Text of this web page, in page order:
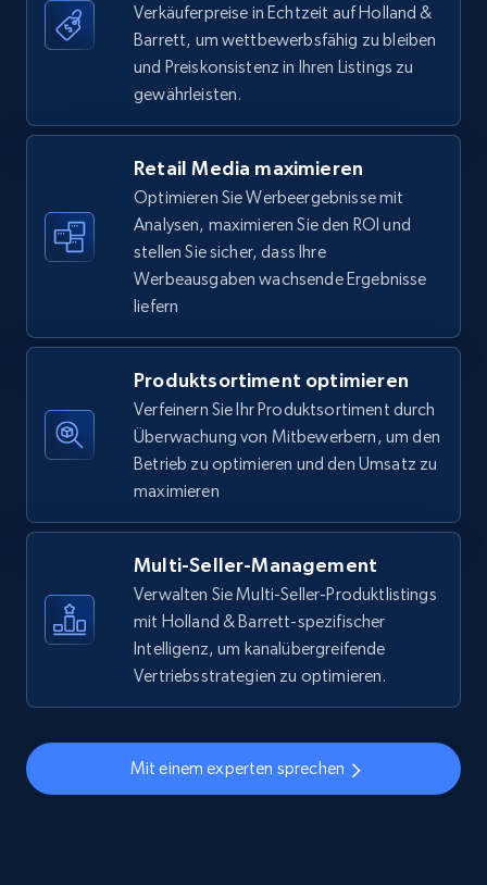
875+ Jetzt anfangen
URL, Final price, Sku, Currency, Gtin,
Specifications, Image urls, Top reviews, and
more.
875+ Jetzt anfangen
Walmart - products - Collects products by
specific keywords
URL, Final price, Sku, Currency, Gtin,
Specifications, Image urls, Top reviews, and
875+ Jetzt anfangen
Walmart - products - Discover products by
Verkäuferpreise in Echtzeit auf Holland &
Barrett, um wettbewerbsfähig zu bleiben
und Preiskonsistenz in Ihren Listings zu
gewährleisten.
Retail Media maximieren
Optimieren Sie Werbeergebnisse mit
Analysen, maximieren Sie den ROI und
stellen Sie sicher, dass Ihre
Werbeausgaben wachsende Ergebnisse
liefern
Produktsortiment optimieren
Verfeinern Sie Ihr Produktsortiment durch
Überwachung von Mitbewerbern, um den
Betrieb zu optimieren und den Umsatz zu
maximieren
Multi-Seller-Management
Verwalten Sie Multi-Seller-Produktlistings
mit Holland & Barrett-spezifischer
Intelligenz, um kanalübergreifende
Vertriebsstrategien zu optimieren.
Mit einem experten sprechen